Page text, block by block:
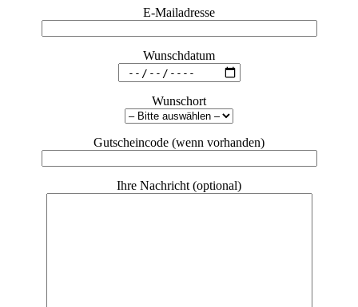
E-Mailadresse
Wunschdatum
Wunschort
Gutscheincode (wenn vorhanden)
Ihre Nachricht (optional)